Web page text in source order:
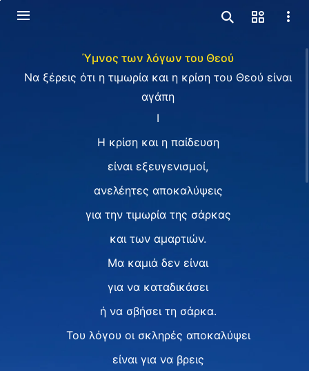
Ύμνος των λόγων του Θεού
Να ξέρεις ότι η τιμωρία και η κρίση του Θεού είναι
αγάπη
I
Η κρίση και η παίδευση
είναι εξευγενισμοί,
ανελέητες αποκαλύψεις
για την τιμωρία της σάρκας
και των αμαρτιών.
Μα καμιά δεν είναι
για να καταδικάσει
ή να σβήσει τη σάρκα.
Του λόγου οι σκληρές αποκαλύψει
είναι για να βρεις